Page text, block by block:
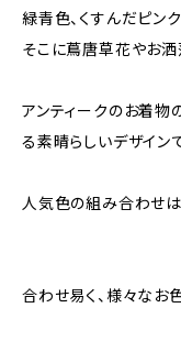
緑青色、くすんだピン
そこに蔦唐草花やお
アンティークのお着物
る素晴らしいデザイン
人気色の組み合わせは
合わせ易く、様々な